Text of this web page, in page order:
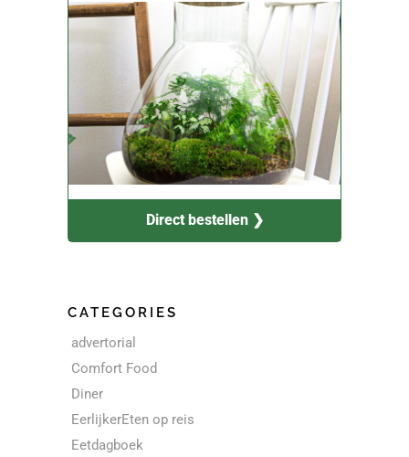
Direct bestellen ❯
CATEGORIES
advertorial
Comfort Food
Diner
EerlijkerEten op reis
Eetdagboek